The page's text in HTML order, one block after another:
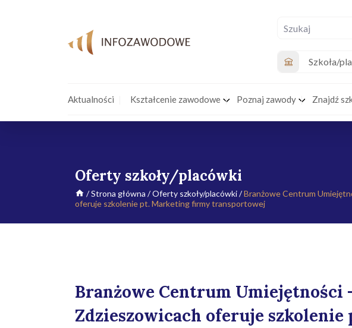
Szkoła/
Aktualności Kształcenie zawodowe Poznaj zawody Znajdź
Oferty szkoły/placówki
/Strona główna /Oferty szkoły/placówki/Branżowe Centrum
oferuje szkolenie pt. Marketing firmy transportowej
Branżowe Centrum Umiejętności -
Zdzieszowicach oferuje